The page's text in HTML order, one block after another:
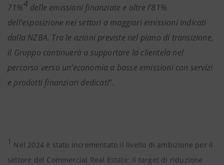
71%4 delle emissioni finanziate e oltre l’81%
dell’esposizione nei settori a maggiori emissioni indicati
dalla NZBA. Tra le azioni previste nel piano di transizione,
il Gruppo continuerà a supportare la clientela nel
percorso verso un’economia a basse emissioni con servizi
e prodotti finanziari dedicati”.
1 Nel 2024 è stato incrementato il livello di ambizione per il
settore del Commercial Real Estate: il target di riduzione